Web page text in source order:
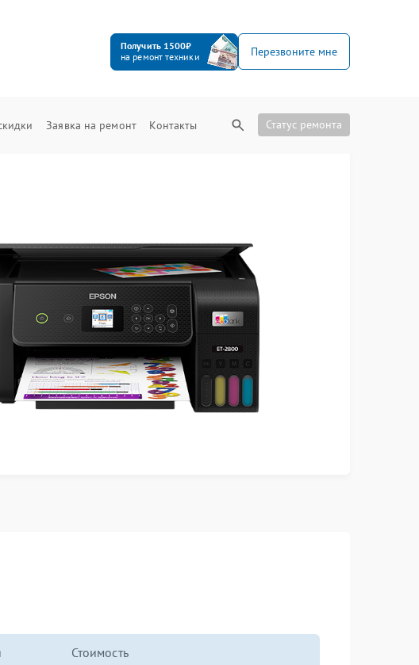
Получить 1500₽
на ремонт техники
Перезвоните мне
Заявка на ремонт Контакты Статус ремонта
Стоимость